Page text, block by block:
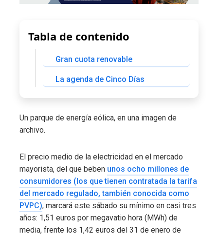
Tabla de contenido
Gran cuota renovable
La agenda de Cinco Días
Un parque de energía eólica, en una imagen de
archivo.
El precio medio de la electricidad en el mercado
mayorista, del que beben unos ocho millones de
consumidores (los que tienen contratada la tarifa
del mercado regulado, también conocida como
PVPC), marcará este sábado su mínimo en casi tres
años: 1,51 euros por megavatio hora (MWh) de
media, frente los 1,42 euros del 31 de enero de